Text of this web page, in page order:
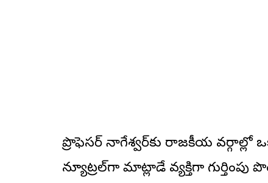
ప్రొఫెసర్ నాగేశ్వర్‌కు రాజకీయ
న్యూట్రల్‌గా మాట్లాడే వ్యక్తిగా